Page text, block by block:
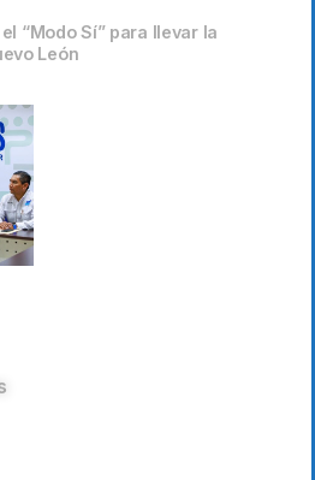
“Modo Sí” para llevar la
León